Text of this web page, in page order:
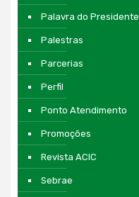
Palavra do Presidente
Palestras
Parcerias
Perfil
Ponto Atendimento
Promoções
Revista ACIC
Sebrae